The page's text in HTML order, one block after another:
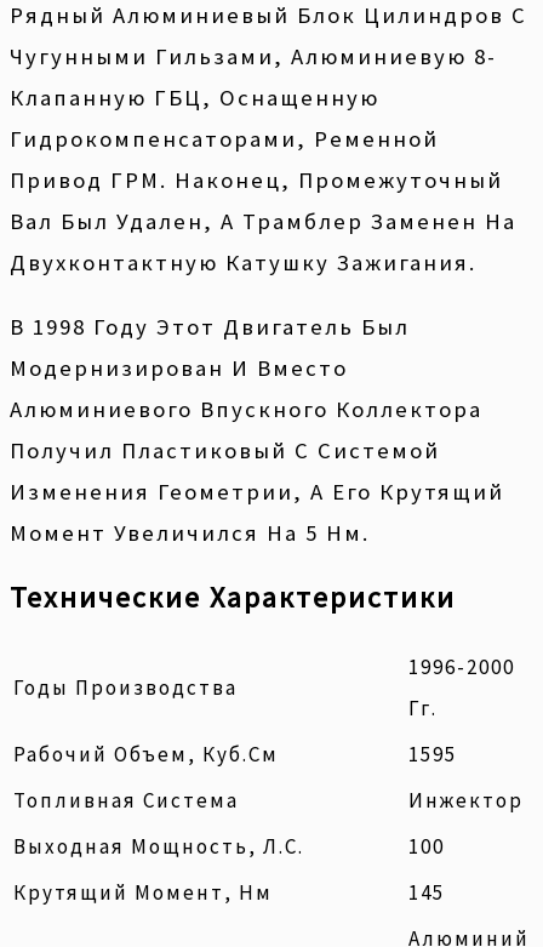
Рядный Алюминиевый Блок Цилиндров С
Чугунными Гильзами, Алюминиевую 8-
Клапанную ГБЦ, Оснащенную
Гидрокомпенсаторами, Ременной
Привод ГРМ. Наконец, Промежуточный
Вал Был Удален, А Трамблер Заменен На
Двухконтактную Катушку Зажигания.
В 1998 Году Этот Двигатель Был
Модернизирован И Вместо
Алюминиевого Впускного Коллектора
Получил Пластиковый С Системой
Изменения Геометрии, А Его Крутящий
Момент Увеличился На 5 Нм.
Технические Характеристики
Годы Производства
1996-2000
Гг.
Рабочий Объем, Куб.см
1595
Топливная Система
Инжектор
Выходная Мощность, Л.с.
100
Крутящий Момент, Нм
145
Алюминий